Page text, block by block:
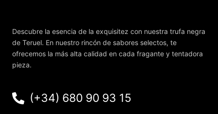
Descubre la esencia de la exquisitez con nuestra trufa negra
de Teruel. En nuestro rincón de sabores selectos, te
ofrecemos la más alta calidad en cada fragante y tentadora
pieza.
(+34) 680 90 93 15